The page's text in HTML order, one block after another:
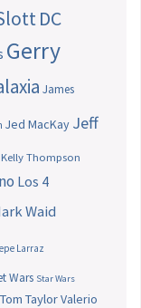
DC
Gerry
James
Jed MacKay Jeff
Kelly Thompson
Los 4
Waid
Larraz
Wars Star Wars
Tom TaylorValerio